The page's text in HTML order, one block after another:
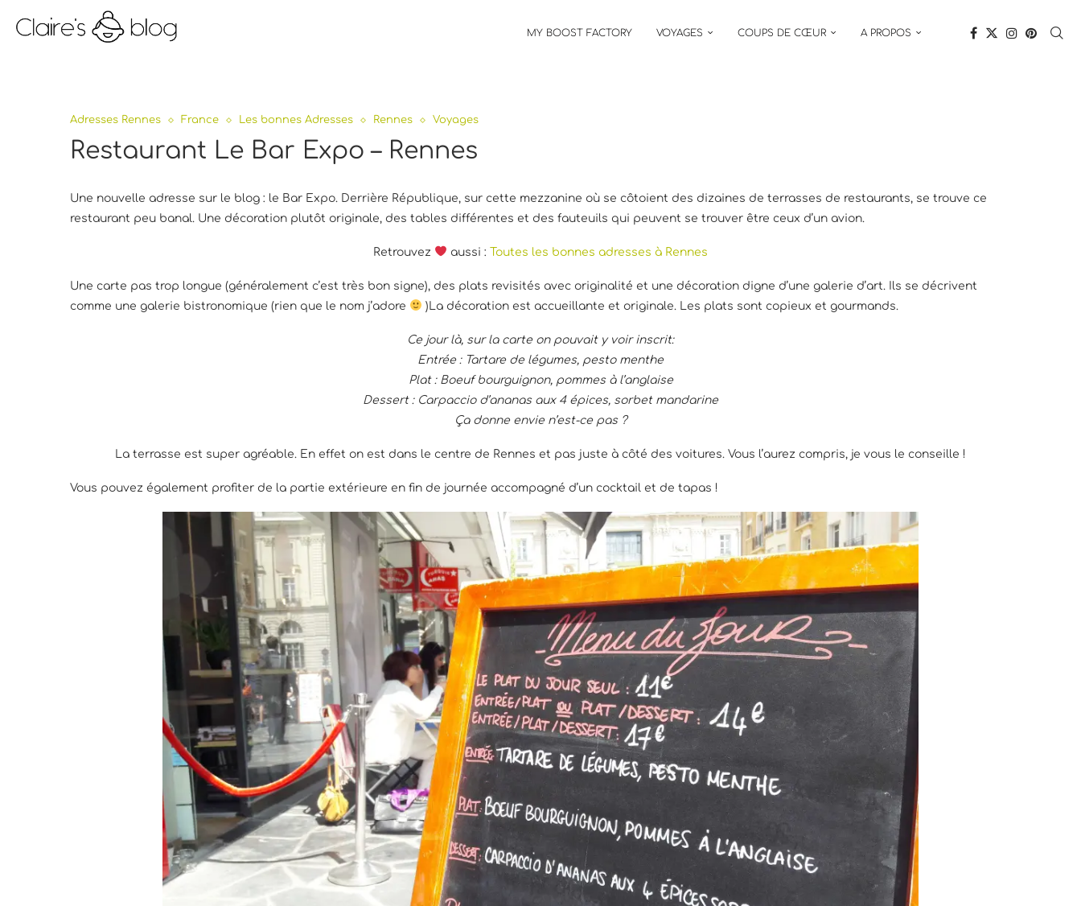
MY BOOST FACTORY VOYAGES COUPS DE CŒUR A PROPOS
Adresses Rennes France Les bonnes Adresses Rennes Voyages
Restaurant Le Bar Expo – Rennes
Une nouvelle adresse sur le blog : le Bar Expo. Derrière République, sur cette mezzanine où se côtoient des dizaines de terrasses de restaurants, se trouve ce
restaurant peu banal. Une décoration plutôt originale, des tables différentes et des fauteuils qui peuvent se trouver être ceux d’un avion.
Retrouvez aussi : Toutes les bonnes adresses à Rennes
Une carte pas trop longue (généralement c’est très bon signe), des plats revisités avec originalité et une décoration digne d’une galerie d’art. Ils se décrivent
comme une galerie bistronomique (rien que le nom j’adore
)La décoration est accueillante et originale. Les plats sont copieux et gourmands.
Ce jour là, sur la carte on pouvait y voir inscrit:
Entrée : Tartare de légumes, pesto menthe
Plat : Boeuf bourguignon, pommes à l’anglaise
Dessert : Carpaccio d’ananas aux 4 épices, sorbet mandarine
Ça donne envie n’est-ce pas ?
La terrasse est super agréable. En effet on est dans le centre de Rennes et pas juste à côté des voitures. Vous l’aurez compris, je vous le conseille !
Vous pouvez également profiter de la partie extérieure en fin de journée accompagné d’un cocktail et de tapas !